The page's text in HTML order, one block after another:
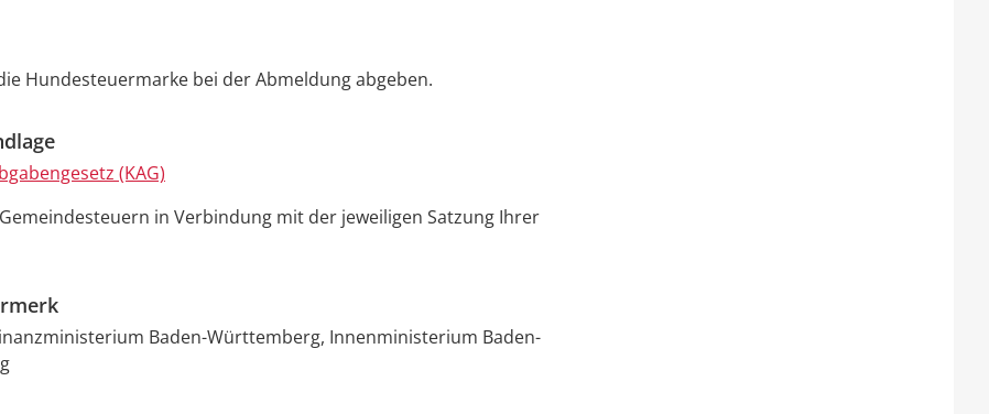
Hundesteuermarke bei der Abmeldung abgeben.
(KAG)
in Verbindung mit der jeweiligen Satzung Ihrer
Baden-Württemberg, Innenministerium Baden-